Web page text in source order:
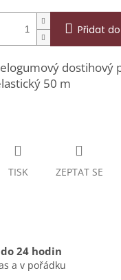
Přidat
dostihový
50 m
TISK ZEPTAT SE
24 hodin
a v pořádku